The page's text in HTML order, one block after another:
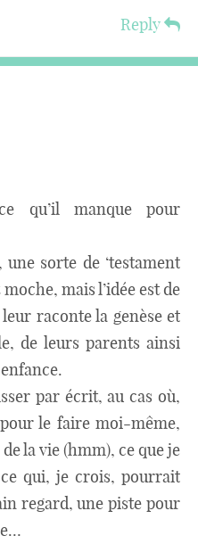
Reply
qu’il manque pour
une sorte de ‘testament
mais l’idée est de
raconte la genèse et
de leurs parents ainsi
par écrit, au cas où,
le faire moi-même,
la vie (hmm), ce que je
qui, je crois, pourrait
regard, une piste pour